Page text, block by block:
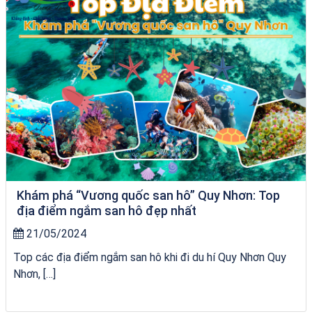
Khám phá “Vương quốc san hô” Quy Nhơn: Top
địa điểm ngắm san hô đẹp nhất
21/05/2024
Top các địa điểm ngắm san hô khi đi du hí Quy Nhơn Quy
Nhơn, […]